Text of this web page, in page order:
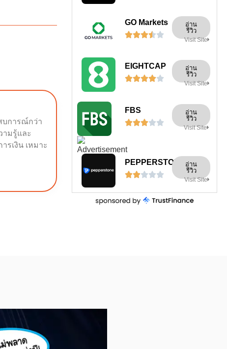
บการณ์กว่า
ามรู้และ
รเงิน เหมาะ
GO Markets

อ่าน
รีวิว
Visit Site
EIGHTCAP

อ่าน
รีวิว
Visit Site
FBS

อ่าน
รีวิว
Visit Site
PEPPERSTONE

อ่าน
รีวิว
Visit Site